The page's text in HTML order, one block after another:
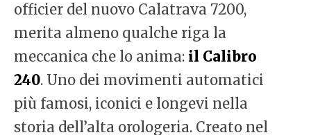
officier del nuovo Calatrava 7200,
merita almeno qualche riga la
meccanica che lo anima: il Calibro
240. Uno dei movimenti automatici
più famosi, iconici e longevi nella
storia dell’alta orologeria. Creato nel